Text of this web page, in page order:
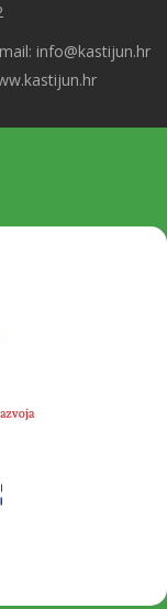
info@kastijun.hr